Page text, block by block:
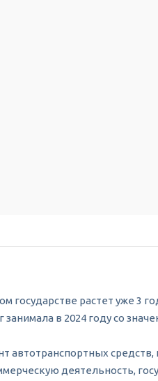
государстве растет уже 3
в 2024 году со
автотранспортных средств,
деятельность,